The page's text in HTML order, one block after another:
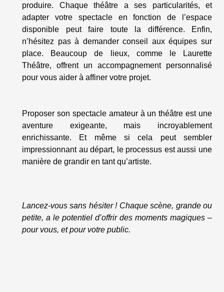
produire. Chaque théâtre a ses particularités, et
adapter votre spectacle en fonction de l’espace
disponible peut faire toute la différence. Enfin,
n’hésitez pas à demander conseil aux équipes sur
place. Beaucoup de lieux, comme le Laurette
Théâtre, offrent un accompagnement personnalisé
pour vous aider à affiner votre projet.
Proposer son spectacle amateur à un théâtre est une
aventure exigeante, mais incroyablement
enrichissante. Et même si cela peut sembler
impressionnant au départ, le processus est aussi une
manière de grandir en tant qu’artiste.
Lancez-vous sans hésiter ! Chaque scène, grande ou
petite, a le potentiel d’offrir des moments magiques –
pour vous, et pour votre public.